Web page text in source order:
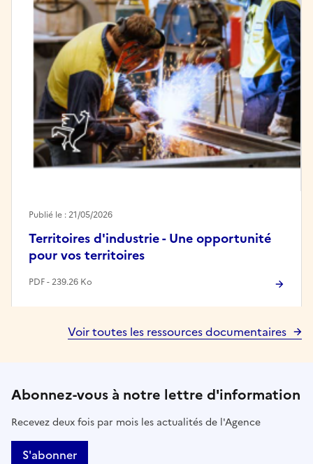
Territoires d'industrie - Une opportunité
pour vos territoires
Publié le : 21/05/2026
PDF - 239.26 Ko
Voir toutes les ressources documentaires
Abonnez-vous à notre lettre d'information
Recevez deux fois par mois les actualités de l'Agence
S'abonner